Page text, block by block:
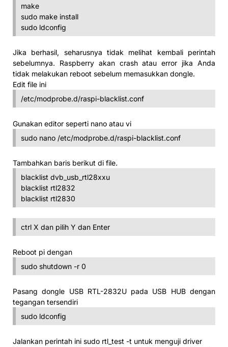
make
sudo make install
sudo ldconfig
Jika berhasil, seharusnya tidak melihat kembali perintah
sebelumnya. Raspberry akan crash atau error jika Anda
tidak melakukan reboot sebelum memasukkan dongle.
Edit file ini
/etc/modprobe.d/raspi-blacklist.conf
Gunakan editor seperti nano atau vi
sudo nano /etc/modprobe.d/raspi-blacklist.conf
Tambahkan baris berikut di file.
blacklist dvb_usb_rtl28xxu
blacklist rtl2832
blacklist rtl2830
ctrl X dan pilih Y dan Enter
Reboot pi dengan
sudo shutdown -r 0
Pasang dongle USB RTL-2832U pada USB HUB dengan
tegangan tersendiri
sudo ldconfig
Jalankan perintah ini sudo rtl_test -t untuk menguji driver